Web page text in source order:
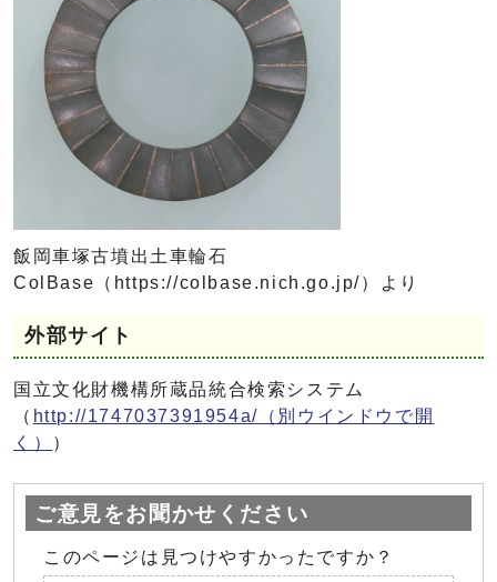
飯岡車塚古墳出土車輪石
ColBase（https://colbase.nich.go.jp/）より
外部サイト
国立文化財機構所蔵品統合検索システム
（ http://1747037391954a/ （別ウインドウで開
く）
）
ご意見をお聞かせください
このページは見つけやすかったですか？